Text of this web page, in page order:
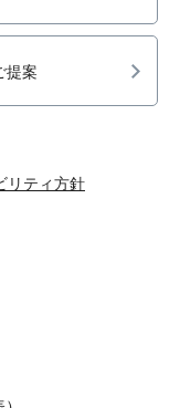
提案
リティ方針